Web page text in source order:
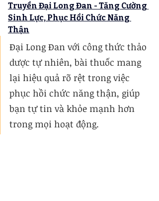
Truyền Đại Long Đan - Tăng Cường
Sinh Lực, Phục Hồi Chức Năng
Thận
Đại Long Đan với công thức thảo
dược tự nhiên, bài thuốc mang
lại hiệu quả rõ rệt trong việc
phục hồi chức năng thận, giúp
bạn tự tin và khỏe mạnh hơn
trong mọi hoạt động.